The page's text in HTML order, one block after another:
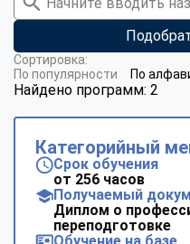
Найдено программ: 2
Сортировка:
По популярности
По
Категорийный
Срок обучения
от 256 часов
Получаемый
Диплом о
переподготовке